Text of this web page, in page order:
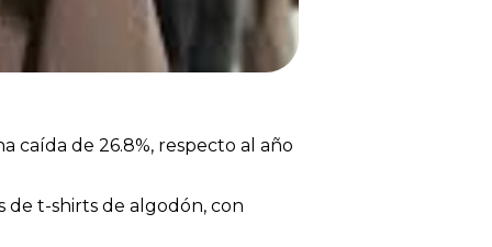
caída de 26.8%, respecto al año
de t-shirts de algodón, con